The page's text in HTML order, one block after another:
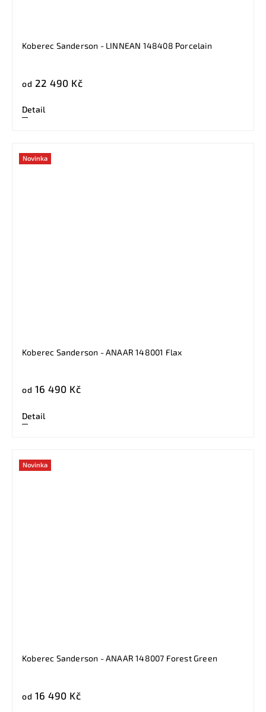
Koberec Sanderson - LINNEAN 148408 Porcelain
od 22 490 Kč
Detail
Novinka
Koberec Sanderson - ANAAR 148001 Flax
od 16 490 Kč
Detail
Novinka
Koberec Sanderson - ANAAR 148007 Forest Green
od 16 490 Kč